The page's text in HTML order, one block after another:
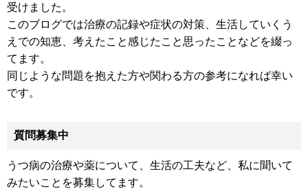
受けました。
このブログでは治療の記録や症状の対策、生活していくう
えでの知恵、考えたこと感じたこと思ったことなどを綴っ
てます。
同じような問題を抱えた方や関わる方の参考になれば幸い
です。
質問募集中
うつ病の治療や薬について、生活の工夫など、私に聞いて
みたいことを募集してます。